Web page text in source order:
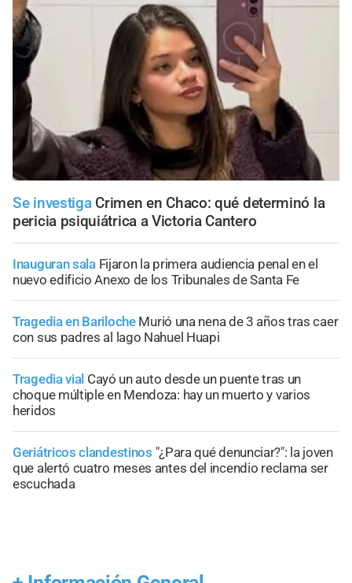
Se investiga Crimen en Chaco: qué determinó la
pericia psiquiátrica a Victoria Cantero
Inauguran sala Fijaron la primera audiencia penal en el
nuevo edificio Anexo de los Tribunales de Santa Fe
Tragedia en Bariloche Murió una nena de 3 años tras caer
con sus padres al lago Nahuel Huapi
Tragedia vial Cayó un auto desde un puente tras un
choque múltiple en Mendoza: hay un muerto y varios
heridos
Geriátricos clandestinos "¿Para qué denunciar?": la joven
que alertó cuatro meses antes del incendio reclama ser
escuchada